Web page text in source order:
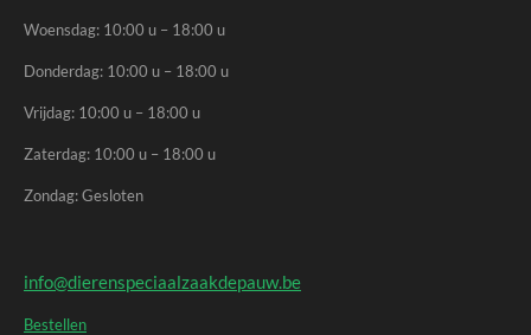
Woensdag: 10:00 u – 18:00 u
Donderdag: 10:00 u – 18:00 u
Vrijdag: 10:00 u – 18:00 u
Zaterdag: 10:00 u – 18:00 u
Zondag: Gesloten
info@dierenspeciaalzaakdepauw.be
Bestellen